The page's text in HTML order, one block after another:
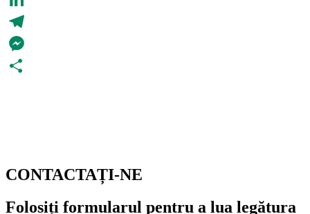
LinkedIn
Telegram
Messenger
CONTACTAȚI-NE
Folosiți formularul pentru a lua legătura